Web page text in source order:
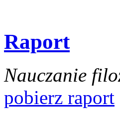
Raport
Nauczanie
pobierz raport